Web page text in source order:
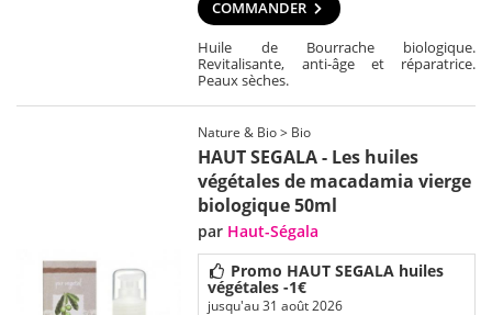
COMMANDER
Huile de Bourrache biologique.
Revitalisante, anti-âge et réparatrice.
Peaux sèches.
Nature & Bio > Bio
HAUT SEGALA - Les huiles
végétales de macadamia vierge
biologique 50ml
par Haut-Ségala
Promo HAUT SEGALA huiles
végétales -1€
jusqu'au 31 août 2026